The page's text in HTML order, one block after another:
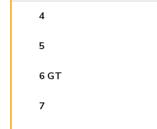
4
5
6 GT
7